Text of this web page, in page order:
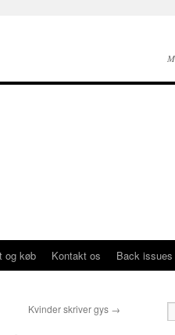
og køb Kontakt os Back issues
Kvinder skriver gys →